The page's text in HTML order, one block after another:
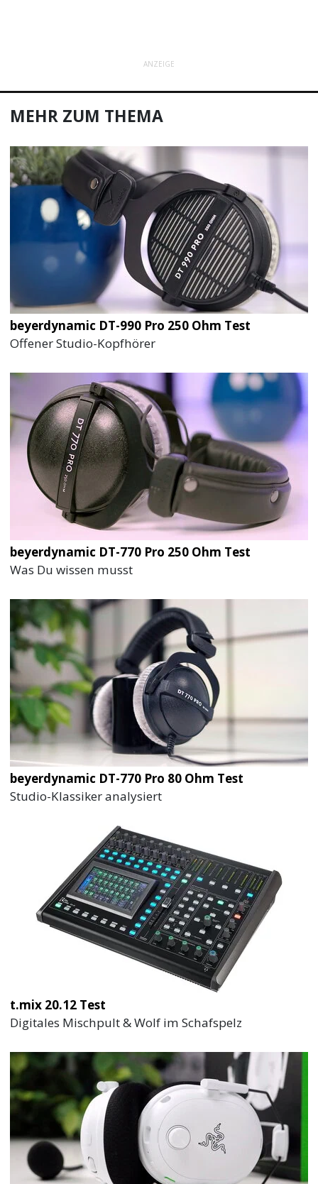
ANZEIGE
MEHR ZUM THEMA
beyerdynamic DT-990 Pro 250 Ohm Test
Offener Studio-Kopfhörer
beyerdynamic DT-770 Pro 250 Ohm Test
Was Du wissen musst
beyerdynamic DT-770 Pro 80 Ohm Test
Studio-Klassiker analysiert
t.mix 20.12 Test
Digitales Mischpult & Wolf im Schafspelz